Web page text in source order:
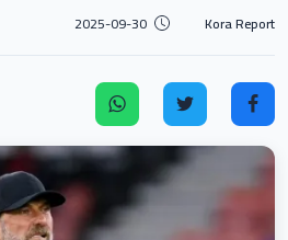
Kora Report
2025-09-30